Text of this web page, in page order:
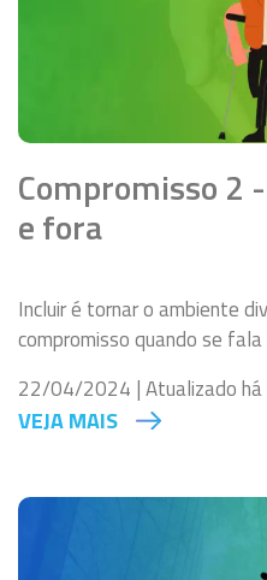
Compromisso 2
e fora
Incluir é tornar o ambiente
compromisso quando se fala
22/04/2024 | Atualizado há
VEJA MAIS